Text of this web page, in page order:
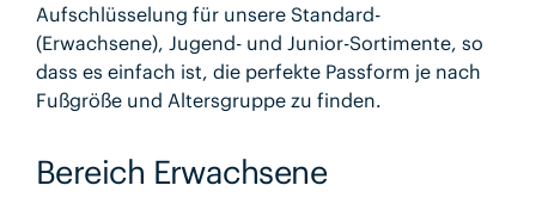
Aufschlüsselung für unsere Standard-
(Erwachsene), Jugend- und Junior-Sortimente, so
dass es einfach ist, die perfekte Passform je nach
Fußgröße und Altersgruppe zu finden.
Bereich Erwachsene